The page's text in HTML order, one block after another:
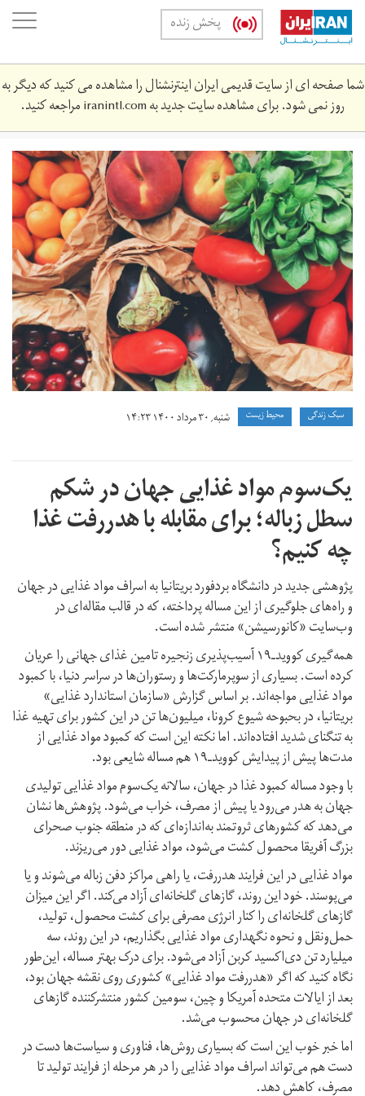
Skip
main
content
پخش زنده
شما صفحه ای از سایت قدیمی ایران اینترنشنال را مشاهده می کنید که دیگر به
روز نمی شود. برای مشاهده سایت جدید بهiranintl.comمراجعه کنید.
pexels-
oleg-
magni-
890507.jpg
سبک زندگی محیط زیست شنبه, ۳۰ مرداد ۱۴۰۰ ۱۴:۲۳
یک‌سوم مواد غذایی جهان در شکم
سطل زباله؛ برای مقابله با هدر‌رفت غذا
چه کنیم؟
پژوهشی جدید در دانشگاه بردفورد بریتانیا به اسراف مواد غذایی در جهان
و راه‌های جلوگیری از این مساله پرداخته، که در قالب مقاله‌ای در
وب‌سایت «کانورسیشن» منتشر شده است.
همه‌گیری کوویدـ۱۹ آسیب‌پذیری زنجیره تامین غذای جهانی را عریان
کرده است. بسیاری از سوپرمارکت‌ها و رستوران‌ها در سراسر دنیا، با کمبود
مواد غذایی مواجه‌اند. بر اساس گزارش «سازمان استاندارد غذایی»
بریتانیا، در بحبوحه شیوع کرونا، میلیون‌ها تن در این کشور برای تهیه غذا
به تنگنای شدید افتاده‌اند. اما نکته این است که کمبود مواد غذایی از
مدت‌ها پیش از پیدایش کوویدـ۱۹ هم مساله شایعی بود.
با وجود مساله کمبود غذا در جهان، سالانه یک‌سوم مواد غذایی تولیدی
جهان به هدر می‌رود یا پیش از مصرف، خراب می‌شود. پژوهش‌ها نشان
می‌دهد که کشورهای ثروتمند به‌اندازه‌ای که در منطقه جنوب صحرای
بزرگ آفریقا محصول کشت می‌‌شود، مواد غذایی دور می‌ریزند.
مواد غذایی در این فرایند هدررفت، یا راهی مراکز دفن زباله می‌شوند و یا
می‌پوسند. خود این روند، گازهای گلخانه‌ای آزاد می‌کند. اگر این میزان
گازهای گلخانه‌ای را کنار انرژی مصرفی برای کشت محصول، تولید،
حمل‌ونقل و نحوه نگهداری مواد غذایی بگذاریم، در این روند، سه
میلیارد تن دی‌اکسید کربن آزاد می‌شود. برای درک بهتر مساله، این‌طور
نگاه کنید که اگر «هدر‌رفت مواد غذایی» کشوری روی نقشه جهان بود،
بعد از ایالات متحده آمریکا و چین، سومین کشور منتشر‌کننده گازهای
گلخانه‌ای در جهان محسوب می‌شد.
اما خبر خوب این است که بسیاری روش‌ها، فناوری و سیاست‌ها دست در
دست هم می‌تواند اسراف مواد غذایی را در هر مرحله از فرایند تولید تا
مصرف، کاهش دهد.